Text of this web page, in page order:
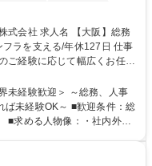
・社宅あり 食事補助あり
阪】総務
を支える/年休127日 仕事
ご経験に応じて幅広くお任せ
的には事務所勤務ですが、
への日帰り・宿泊を伴う国内
互いに助け合いながら、総
未経験歓迎＞ ～総務、人事
ば未経験OK～ ■歓迎条件：総
の